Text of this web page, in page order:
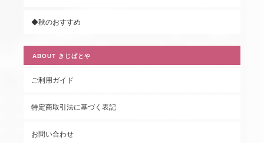
◆秋のおすすめ
ABOUT きじばとや
ご利用ガイド
特定商取引法に基づく表記
お問い合わせ